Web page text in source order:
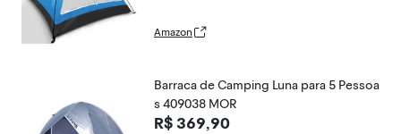
Amazon
Barraca de Camping Luna para 5 Pessoa
s 409038 MOR
R$ 369,90